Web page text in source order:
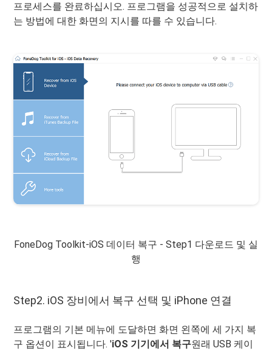
프로세스를 완료하십시오. 프로그램을 성공적으로 설치하
는 방법에 대한 화면의 지시를 따를 수 있습니다.
FoneDog Toolkit-iOS 데이터 복구 - Step1 다운로드 및 실
행
Step2. iOS 장비에서 복구 선택 및 iPhone 연결
프로그램의 기본 메뉴에 도달하면 화면 왼쪽에 세 가지 복
구 옵션이 표시됩니다. 'iOS 기기에서 복구원래 USB 케이